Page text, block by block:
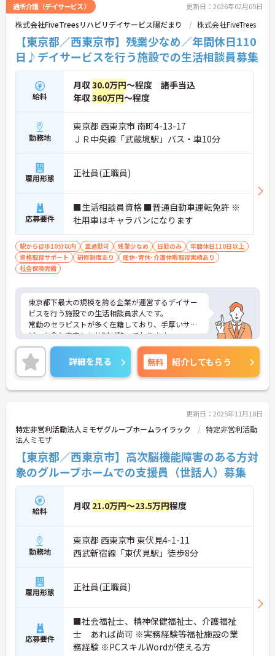
通所介護（デイサービス） 更新日：2026年02月09日
株式会社FiveTreesリハビリデイサービス陽だまり 株式会社FiveTrees
【東京都／西東京市】残業少なめ／年間休日110
日♪デイサービスを行う施設での生活相談員募集
給料
月収30.0万円～程度 諸手当込
年収360万円～程度
勤務地
東京都 西東京市 南町4-13-17
ＪＲ中央線「武蔵境駅」バス・車10分
雇用形態 正社員(正職員)
応募要件
■生活相談員資格 ■普通自動車運転免許 ※
社用車はキャラバンになります
駅から徒歩10分以内 車通勤可 残業少なめ 日勤のみ
年間休日110日以上
資格取得サポート
研修制度あり
産休･育休･介護休暇取得実績あり
社会保険完備
東京都下最大の規模を誇る企業が運営するデイサー
ビスを行う施設での生活相談員求人です。
常勤のセラピストが多く在籍しており、手厚いサー
ビスを含む充実した体制が整っております。
ご興味のある方はお気軽にお問い合わせ下さいま
せ。
詳細を見る 無料 紹介してもらう
更新日：2025年11月18日
特定非営利活動法人ミモザグループホームライラック
特定非営利活動
法人ミモザ
【東京都／西東京市】高次脳機能障害のある方対
象のグループホームでの支援員（世話人）募集
給料 月収 21.0万円～23.5万円程度
勤務地
東京都 西東京市 東伏見4-1-11
西武新宿線「東伏見駅」徒歩8分
雇用形態 正社員(正職員)
応募要件
■社会福祉士、精神保健福祉士、介護福祉
士 あれば尚可 ※実務経験等福祉施設の業
務経験 ※PCスキルWordが使える方